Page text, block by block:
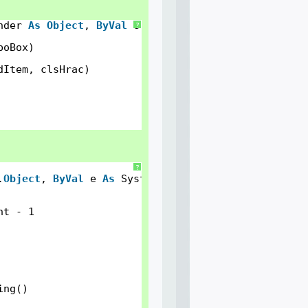
?
As Object , ByVal e
clsHrac)
?
Object , ByVal e As System.EventArgs)
- 1